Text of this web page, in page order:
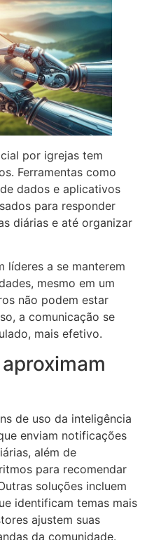
por igrejas tem
Ferramentas como
dados e aplicativos
para responder
diárias e até organizar
líderes a se manterem
mesmo em um
não podem estar
a comunicação se
mais efetivo.
de uso da inteligência
enviam notificações
além de
para recomendar
soluções incluem
identificam temas mais
ajustem suas
da comunidade.